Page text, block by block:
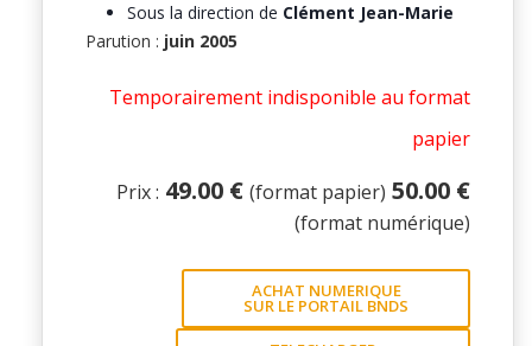
Sous la direction de Clément Jean-Marie
Parution : juin 2005
Temporairement indisponible au format
papier
Prix : 49.00 € (format papier) 50.00 €
(format numérique)
ACHAT NUMERIQUE
SUR LE PORTAIL BNDS